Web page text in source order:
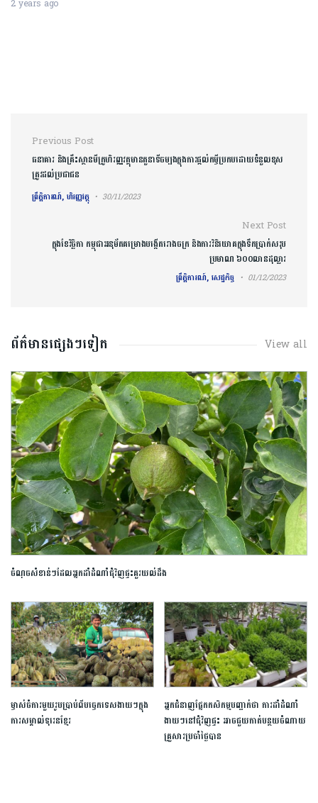
Post navigation
Previous Post
ធនាគារ និងគ្រឹះស្ថានមីក្រូហិរញ្ញវត្ថុមានតួនាទីចម្បងក្នុងការផ្តល់កម្ចីប្រកបដោយទំនួលខុស
ត្រូវដល់ប្រជាជន
ព្រឹត្តិការណ៍, ហិរញ្ញវត្ថុ 30/11/2023
Next Post
ក្នុងខែវិច្ឆិកា កម្ពុជាអនុម័តគម្រោងបង្កើតរោងចក្រ និងការវិនិយោគក្នុងទឹកប្រាក់សរុប
ប្រមាណ ៦០០លានដុល្លារ
ព្រឹត្តិការណ៍, សេដ្ឋកិច្ច 01/12/2023
ព័ត៌មានផ្សេងៗទៀត View all
ចំណុចសំខាន់ៗដែលអ្នកដាំដំណាំជុំវិញផ្ទះគួរយល់ដឹង
ម្ចាស់ចំការមួយរូបប្រាប់ពីបច្ចេកទេសងាយៗក្នុង
ការសម្គាល់ទុរេនខ្មែរ
អ្នកជំនាញផ្នែកកសិកម្មបញ្ជាក់ថា ការដាំដំណាំ
ងាយៗនៅជុំវិញផ្ទះ អាចជួយកាត់បន្ថយចំណាយ
គ្រួសារប្រចាំថ្ងៃបាន